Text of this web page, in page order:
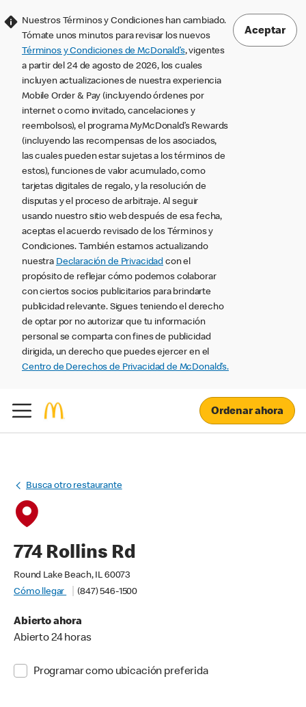
Nuestros Términos y Condiciones han cambiado.
Tómate unos minutos para revisar los nuevos
Términos y Condiciones de McDonald’s, vigentes
a partir del 24 de agosto de 2026, los cuales
incluyen actualizaciones de nuestra experiencia
Mobile Order & Pay (incluyendo órdenes por
internet o como invitado, cancelaciones y
reembolsos), el programa MyMcDonald’s Rewards
(incluyendo las recompensas de los asociados,
las cuales pueden estar sujetas a los términos de
estos), funciones de valor acumulado, como
tarjetas digitales de regalo, y la resolución de
disputas y el proceso de arbitraje. Al seguir
usando nuestro sitio web después de esa fecha,
aceptas el acuerdo revisado de los Términos y
Condiciones. También estamos actualizando
nuestra Declaración de Privacidad con el
propósito de reflejar cómo podemos colaborar
con ciertos socios publicitarios para brindarte
publicidad relevante. Sigues teniendo el derecho
de optar por no autorizar que tu información
personal se comparta con fines de publicidad
dirigida, un derecho que puedes ejercer en el
Centro de Derechos de Privacidad de McDonald’s.
Aceptar
Ordenar ahora
Busca otro restaurante
774 Rollins Rd
Round Lake Beach, IL 60073
Cómo llegar
(847) 546-1500
Abierto ahora
Abierto 24 horas
Programar como ubicación preferida